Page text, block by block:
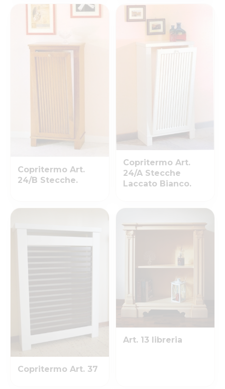
Copritermo Art.
24/B Stecche.
Copritermo Art.
24/A Stecche
Laccato Bianco.
Copritermo Art. 37
Art. 13 libreria